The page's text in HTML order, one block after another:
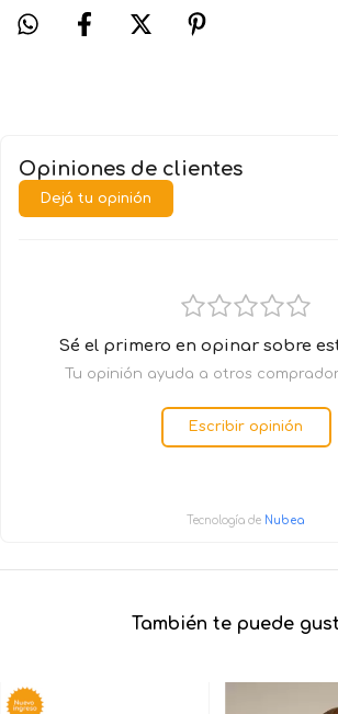
Opiniones de clientes
Dejá tu opinión
Sé el primero en opinar sobre
Tu opinión ayuda a otros
Escribir opinión
Tecnología de Nubea
También te puede